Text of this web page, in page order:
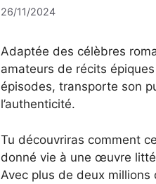
26/11/2024
Adaptée des célèbres
amateurs de récits
épisodes, transporte son
l’authenticité.
Tu découvriras comment
donné vie à une œuvre
Avec plus de deux millions